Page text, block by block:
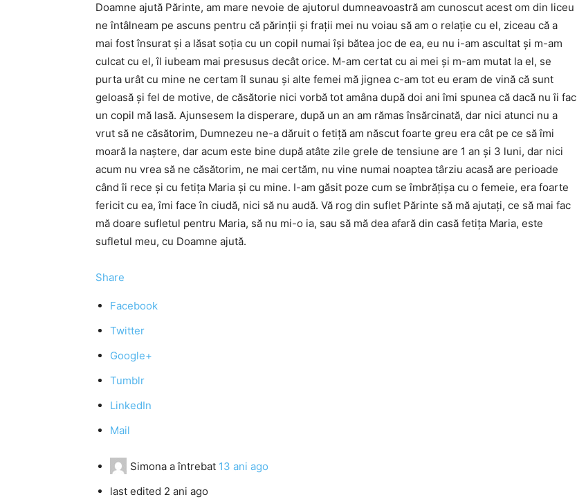
Doamne ajută Părinte, am mare nevoie de ajutorul dumneavoastră am cunoscut acest om din liceu
ne întâlneam pe ascuns pentru că părinții și frații mei nu voiau să am o relație cu el, ziceau că a
mai fost însurat și a lăsat soția cu un copil numai își bătea joc de ea, eu nu i-am ascultat și m-am
culcat cu el, îl iubeam mai presusus decât orice. M-am certat cu ai mei și m-am mutat la el, se
purta urât cu mine ne certam îl sunau și alte femei mă jignea c-am tot eu eram de vină că sunt
geloasă și fel de motive, de căsătorie nici vorbă tot amâna după doi ani îmi spunea că dacă nu îi fac
un copil mă lasă. Ajunsesem la disperare, după un an am rămas însărcinată, dar nici atunci nu a
vrut să ne căsătorim, Dumnezeu ne-a dăruit o fetiță am născut foarte greu era cât pe ce să îmi
moară la naștere, dar acum este bine după atâte zile grele de tensiune are 1 an și 3 luni, dar nici
acum nu vrea să ne căsătorim, ne mai certăm, nu vine numai noaptea târziu acasă are perioade
când îi rece și cu fetița Maria și cu mine. I-am găsit poze cum se îmbrățișa cu o femeie, era foarte
fericit cu ea, îmi face în ciudă, nici să nu audă. Vă rog din suflet Părinte să mă ajutați, ce să mai fac
mă doare sufletul pentru Maria, să nu mi-o ia, sau să mă dea afară din casă fetița Maria, este
sufletul meu, cu Doamne ajută.
Share
Facebook
Twitter
Google+
Tumblr
LinkedIn
Mail
Simona a întrebat 13 ani ago
last edited 2 ani ago